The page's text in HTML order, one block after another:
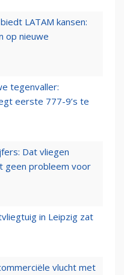
LATAM kansen:
op nieuwe
tegenvaller:
eerste 777-9’s te
Dat vliegen
geen probleem voor
in Leipzig zat
vlucht met